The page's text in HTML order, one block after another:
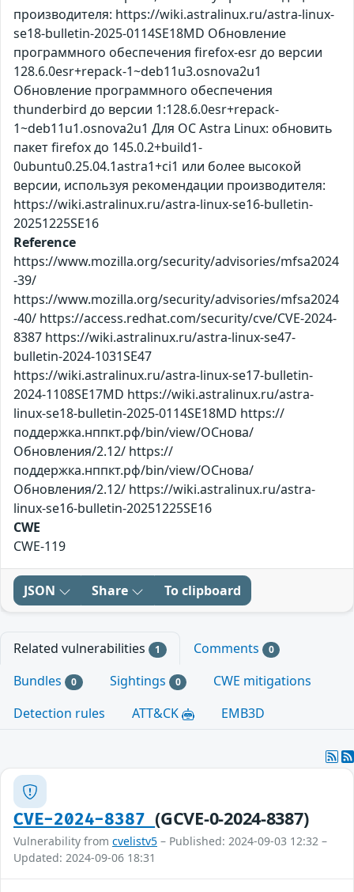
производителя: https://wiki.astralinux.ru/astra-linux-
se18-bulletin-2025-0114SE18MD Обновление
программного обеспечения firefox-esr до версии
128.6.0esr+repack-1~deb11u3.osnova2u1
Обновление программного обеспечения
thunderbird до версии 1:128.6.0esr+repack-
1~deb11u1.osnova2u1 Для ОС Astra Linux: обновить
пакет firefox до 145.0.2+build1-
0ubuntu0.25.04.1astra1+ci1 или более высокой
версии, используя рекомендации производителя:
https://wiki.astralinux.ru/astra-linux-se16-bulletin-
20251225SE16
Reference
https://www.mozilla.org/security/advisories/mfsa2024
-39/
https://www.mozilla.org/security/advisories/mfsa2024
-40/ https://access.redhat.com/security/cve/CVE-2024-
8387 https://wiki.astralinux.ru/astra-linux-se47-
bulletin-2024-1031SE47
https://wiki.astralinux.ru/astra-linux-se17-bulletin-
2024-1108SE17MD https://wiki.astralinux.ru/astra-
linux-se18-bulletin-2025-0114SE18MD https://
поддержка.нппкт.рф/bin/view/ОСнова/
Обновления/2.12/ https://
поддержка.нппкт.рф/bin/view/ОСнова/
Обновления/2.12/ https://wiki.astralinux.ru/astra-
linux-se16-bulletin-20251225SE16
CWE
CWE-119
JSON Share To clipboard
Related vulnerabilities 1 Comments 0
Bundles 0 Sightings 0
CWE mitigations
Detection rules
ATT&CK EMB3D
CVE-2024-8387(GCVE-0-2024-8387)
Vulnerability from cvelistv5 – Published: 2024-09-03 12:32 –
Updated: 2024-09-06 18:31